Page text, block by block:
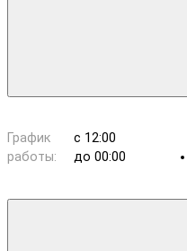
График
работы:
с 12:00
до 00:00